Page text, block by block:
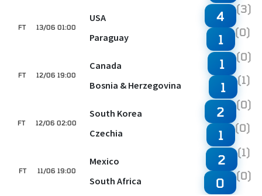
13/06 01:00
FT
USA
Paraguay
4 (3)
1 (0)
12/06 19:00
FT
Canada
Bosnia & Herzegovina
1 (0)
1 (1)
12/06 02:00
FT
South Korea
Czechia
2 (0)
1 (0)
11/06 19:00
FT
Mexico
South Africa
2 (1)
0 (0)